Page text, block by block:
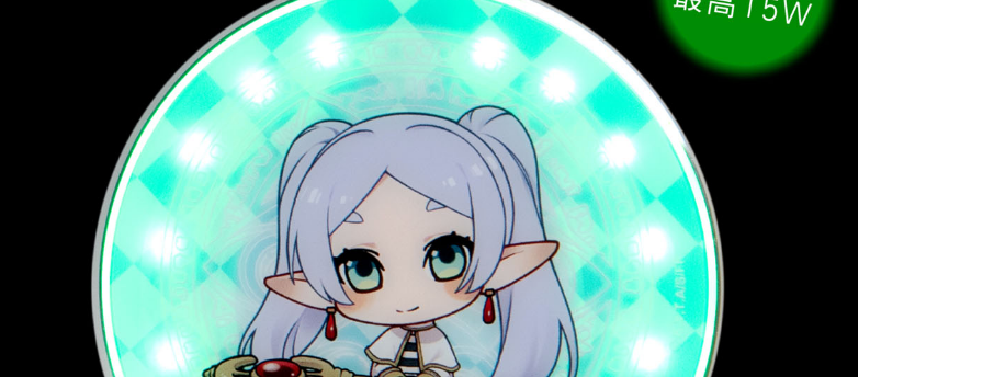
7-11取貨付款
配送毎にNT$65、NT$1,300以上で送料無料
付款後7-11取貨
配送毎にNT$65、NT$1,300以上で送料無料
宅配-木棉花樂園專用
配送毎にNT$100、NT$1,300以上で送料無料
宅配-離島(澎湖/金門/馬祖)-木棉花樂園專用
配送毎にNT$220
黑貓宅配-貨到付款
配送毎にNT$150